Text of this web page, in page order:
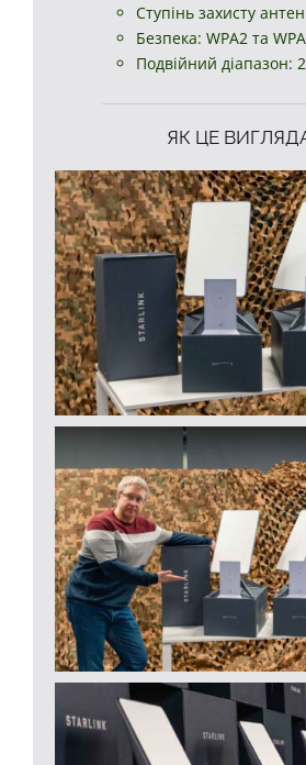
Ступінь захисту
Безпека: WPA2 та
Подвійний діапазон:
ЯК ЦЕ